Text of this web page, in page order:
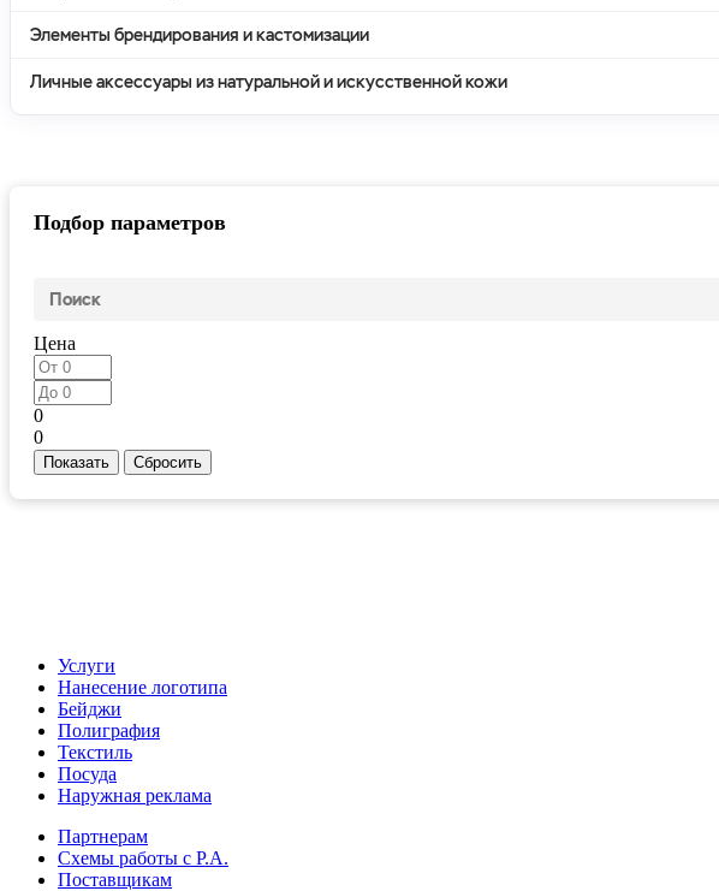
Элементы брендирования и кастомизации
Личные аксессуары из натуральной и искусственной кожи
Подбор параметров
Цена
0
0
Услуги
Нанесение логотипа
Бейджи
Полиграфия
Текстиль
Посуда
Наружная реклама
Партнерам
Схемы работы с Р.А.
Поставщикам